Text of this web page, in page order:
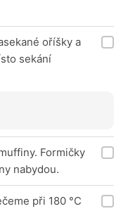
oříšky a
sekání
Formičky
nabydou.
při 180 °C